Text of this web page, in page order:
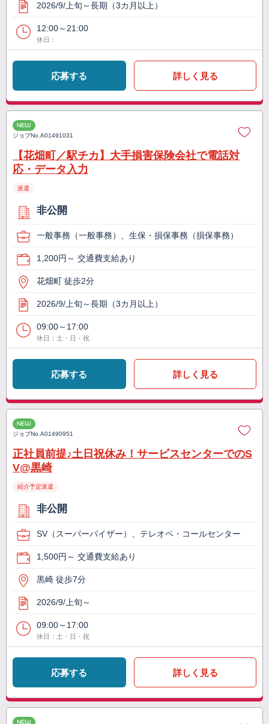
2026/9/上旬～長期（3カ月以上）
12:00～21:00
休日：
応募する 詳しく見る
NEW
ジョブNo.A01491031
【花畑町／駅チカ】大手損害保険会社で電話対
応・データ入力
派遣
非公開
一般事務（一般事務）、生保・損保事務（損保事務）
1,200円～ 交通費支給あり
花畑町 徒歩2分
2026/9/上旬～長期（3カ月以上）
09:00～17:00
休日：土・日・祝
応募する 詳しく見る
NEW
ジョブNo.A01490951
正社員前提♪土日祝休み！サービスセンターでのS
V@黒崎
紹介予定派遣
非公開
SV（スーパーバイザー）、テレオペ・コールセンター
1,500円～ 交通費支給あり
黒崎 徒歩7分
2026/9/上旬～
09:00～17:00
休日：土・日・祝
応募する 詳しく見る
NEW